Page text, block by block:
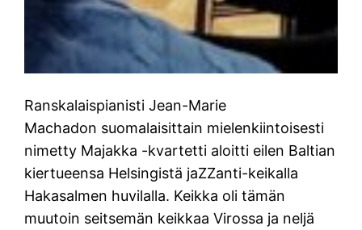
Ranskalaispianisti Jean-Marie
Machadon suomalaisittain mielenkiintoisesti
nimetty Majakka -kvartetti aloitti eilen Baltian
kiertueensa Helsingistä jaZZanti-keikalla
Hakasalmen huvilalla. Keikka oli tämän
muutoin seitsemän keikkaa Virossa ja neljä